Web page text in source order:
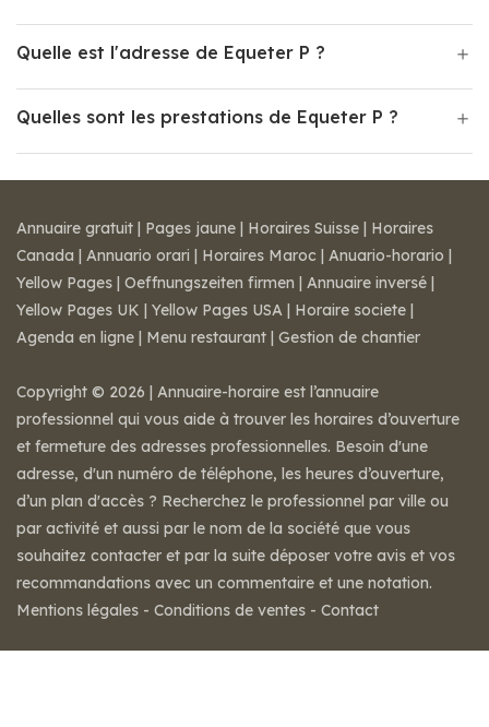
Quelle est l'adresse de Equeter P ?
Quelles sont les prestations de Equeter P ?
Annuaire gratuit | Pages jaune | Horaires Suisse | Horaires
Canada | Annuario orari | Horaires Maroc | Anuario-horario |
Yellow Pages | Oeffnungszeiten firmen | Annuaire inversé |
Yellow Pages UK | Yellow Pages USA | Horaire societe |
Agenda en ligne | Menu restaurant | Gestion de chantier
Copyright © 2026 | Annuaire-horaire est l’annuaire
professionnel qui vous aide à trouver les horaires d’ouverture
et fermeture des adresses professionnelles. Besoin d'une
adresse, d'un numéro de téléphone, les heures d’ouverture,
d’un plan d'accès ? Recherchez le professionnel par ville ou
par activité et aussi par le nom de la société que vous
souhaitez contacter et par la suite déposer votre avis et vos
recommandations avec un commentaire et une notation.
Mentions légales - Conditions de ventes - Contact